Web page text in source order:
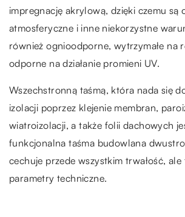
impregnację akrylową, dzięki czemu są
atmosferyczne i inne niekorzystne
również ognioodporne, wytrzymałe na
odporne na działanie promieni UV.
Wszechstronną taśmą, która nada się
izolacji poprzez klejenie membran,
wiatroizolacji, a także folii dachowych
funkcjonalna taśma budowlana
cechuje przede wszystkim trwałość,
parametry techniczne.